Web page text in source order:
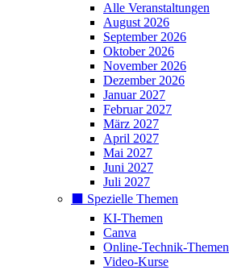
Alle Veranstaltungen
August 2026
September 2026
Oktober 2026
November 2026
Dezember 2026
Januar 2027
Februar 2027
März 2027
April 2027
Mai 2027
Juni 2027
Juli 2027
⬛️ Spezielle Themen
KI-Themen
Canva
Online-Technik-Themen
Video-Kurse